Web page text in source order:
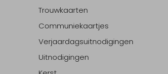
Trouwkaarten
Communiekaartjes
Verjaardagsuitnodigingen
Uitnodigingen